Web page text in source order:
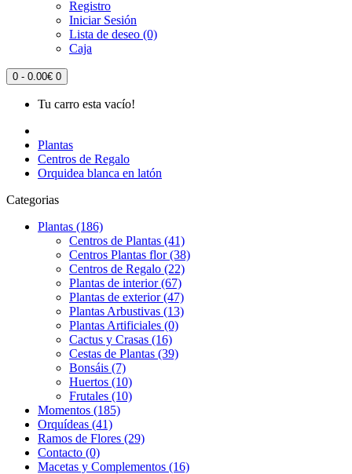
Registro
Iniciar Sesión
Lista de deseo (0)
Caja
0 - 0.00€ 0
Tu carro esta vacío!
Plantas
Centros de Regalo
Orquidea blanca en latón
Categorias
Plantas (186)
Centros de Plantas (41)
Centros Plantas flor (38)
Centros de Regalo (22)
Plantas de interior (67)
Plantas de exterior (47)
Plantas Arbustivas (13)
Plantas Artificiales (0)
Cactus y Crasas (16)
Cestas de Plantas (39)
Bonsáis (7)
Huertos (10)
Frutales (10)
Momentos (185)
Orquídeas (41)
Ramos de Flores (29)
Contacto (0)
Macetas y Complementos (16)